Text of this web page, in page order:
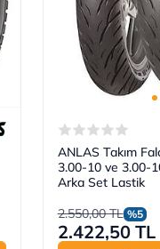
ANLAS Takım
3.00-10 ve 3.00-
Arka Set Lastik
2.550,00 TL %5
2.422,50 TL